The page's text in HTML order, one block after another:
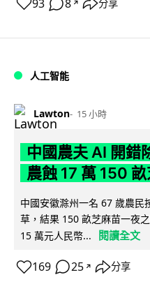
93 8 ↗ 分享
人工智能
Lawton 15 小時
中國農夫 AI 開錯
農蝕 17 萬 150
中國安徽滁州一名 67 歲農民
草，結果 150 畝芝麻苗一夜
15 萬元人民幣...
閱讀全文
169 25 ↗ 分享